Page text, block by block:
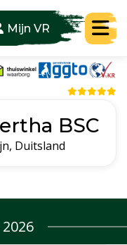
Mijn VR
BSC
Duitsland